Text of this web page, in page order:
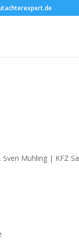
Mühling | KFZ